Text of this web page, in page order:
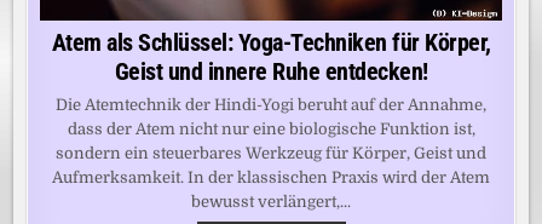
Atem als Schlüssel: Yoga-Techniken für Körper,
Geist und innere Ruhe entdecken!
Die Atemtechnik der Hindi-Yogi beruht auf der Annahme,
dass der Atem nicht nur eine biologische Funktion ist,
sondern ein steuerbares Werkzeug für Körper, Geist und
Aufmerksamkeit. In der klassischen Praxis wird der Atem
bewusst verlängert,...